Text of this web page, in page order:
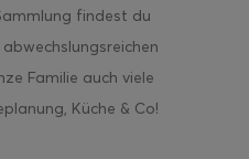
findest du
Familie auch viele
Küche & Co!